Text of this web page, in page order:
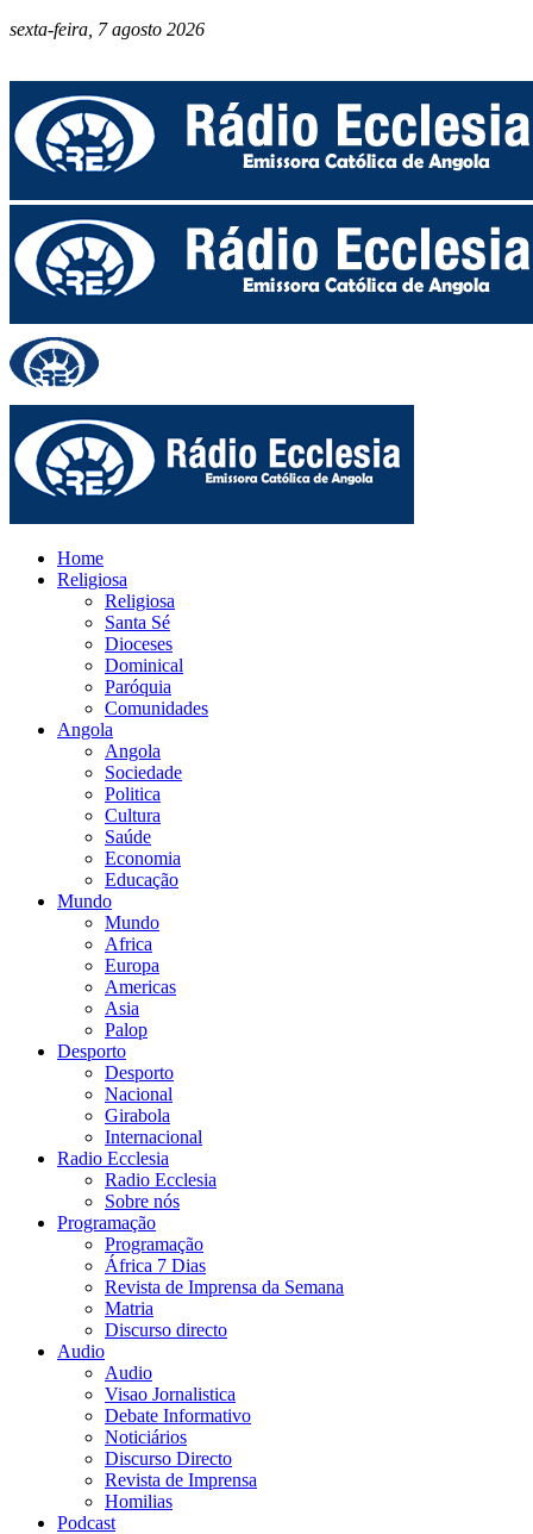
sexta-feira, 7 agosto 2026
Home
Religiosa
Religiosa
Santa Sé
Dioceses
Dominical
Paróquia
Comunidades
Angola
Angola
Sociedade
Politica
Cultura
Saúde
Economia
Educação
Mundo
Mundo
Africa
Europa
Americas
Asia
Palop
Desporto
Desporto
Nacional
Girabola
Internacional
Radio Ecclesia
Radio Ecclesia
Sobre nós
Programação
Programação
África 7 Dias
Revista de Imprensa da Semana
Matria
Discurso directo
Audio
Audio
Visao Jornalistica
Debate Informativo
Noticiários
Discurso Directo
Revista de Imprensa
Homilias
Podcast